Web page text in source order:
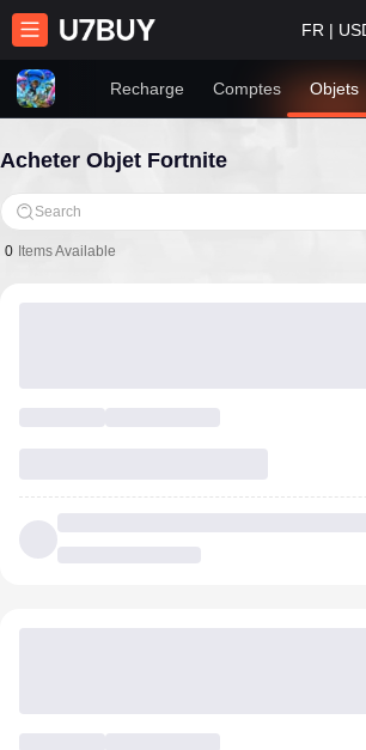
FR |
Recharge Comptes Objets
Acheter Objet Fortnite
Search
0 Items Available